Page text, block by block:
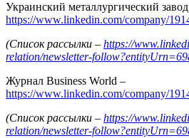
Украинский металлургический
https://www.linkedin.com/company/
(Список рассылки – https://
relation/newsletter-
Журнал Business World –
https://www.linkedin.com/company/
(Список рассылки – https://
relation/newsletter-